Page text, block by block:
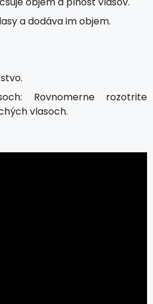
a dodáva im objem.
Rovnomerne rozotrite
vlasoch.